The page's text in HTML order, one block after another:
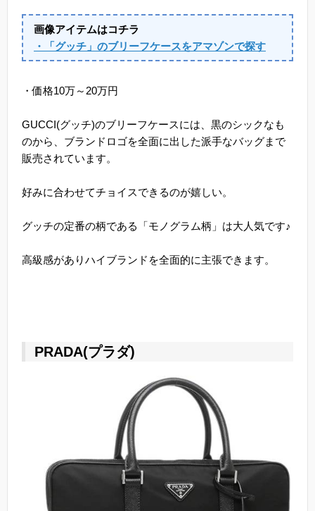
画像アイテムはコチラ
・「グッチ」のブリーフケースをアマゾンで探す
・価格10万～20万円
GUCCI(グッチ)のブリーフケースには、黒のシックなも
のから、ブランドロゴを全面に出した派手なバッグまで
販売されています。
好みに合わせてチョイスできるのが嬉しい。
グッチの定番の柄である「モノグラム柄」は大人気です♪
高級感がありハイブランドを全面的に主張できます。
PRADA(プラダ)